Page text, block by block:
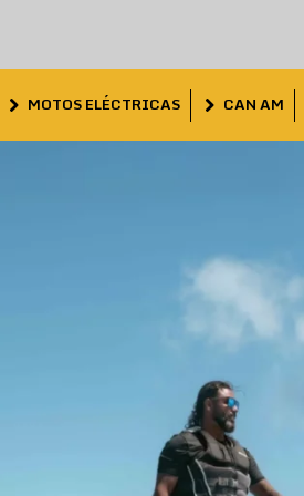
MOTOS ELÉCTRICAS CAN AM